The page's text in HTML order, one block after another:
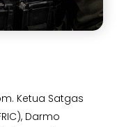
Ketua Satgas
Darmo